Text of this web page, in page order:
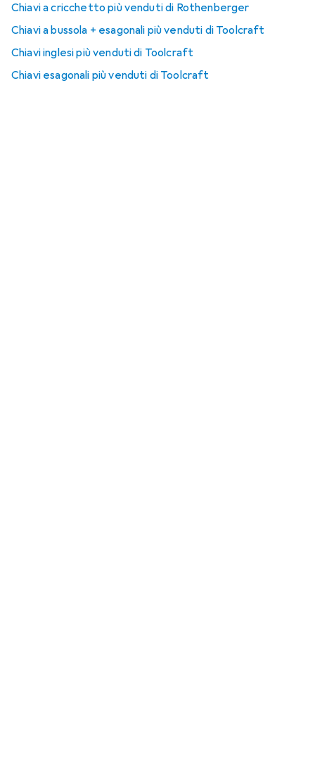
Chiavi a cricchetto più venduti di Rothenberger
Chiavi a bussola + esagonali più venduti di Toolcraft
Chiavi inglesi più venduti di Toolcraft
Chiavi esagonali più venduti di Toolcraft